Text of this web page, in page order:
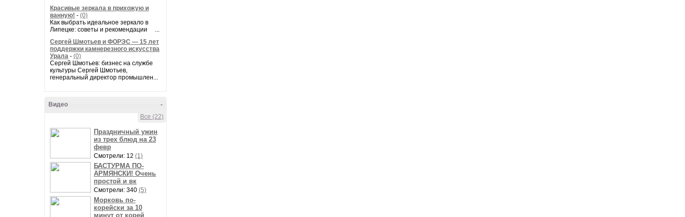
Красивые зеркала в прихожую и
ванную! - (0)
Как выбрать идеальное зеркало в
Липецке: советы и рекомендации ...
Сергей Шмотьев и ФОРЭС — 15 лет
поддержки камнерезного искусства
Урала - (0)
Сергей Шмотьев: бизнес на службе
культуры Сергей Шмотьев,
генеральный директор промышлен...
-
Видео
Все (22)
Праздничный ужин
из трех блюд на 23
февр
Смотрели: 12 (1)
БАСТУРМА ПО-
АРМЯНСКИ! Очень
простой и вк
Смотрели: 340 (5)
Морковь по-
корейски за 10
минут от корей